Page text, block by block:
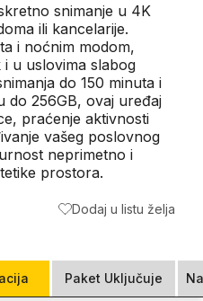
snimanje u 4K
ili kancelarije.
i noćnim modom,
u uslovima slabog
do 150 minuta i
do 256GB, ovaj uređaj
praćenje aktivnosti
vašeg poslovnog
neprimetno i
prostora.
Dodaj u listu želja
Paket Uključuje